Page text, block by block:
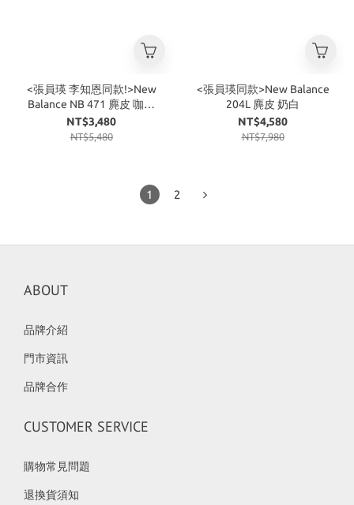
<張員瑛 李知恩同款!>New
Balance NB 471 麂皮 咖啡
奶茶 卡其 U471AI
NT$3,480
NT$5,480
<張員瑛同款>New Balance
204L 麂皮 奶白
NT$4,580
NT$7,980
1 2
ABOUT
品牌介紹
門市資訊
品牌合作
CUSTOMER SERVICE
購物常見問題
退換貨須知